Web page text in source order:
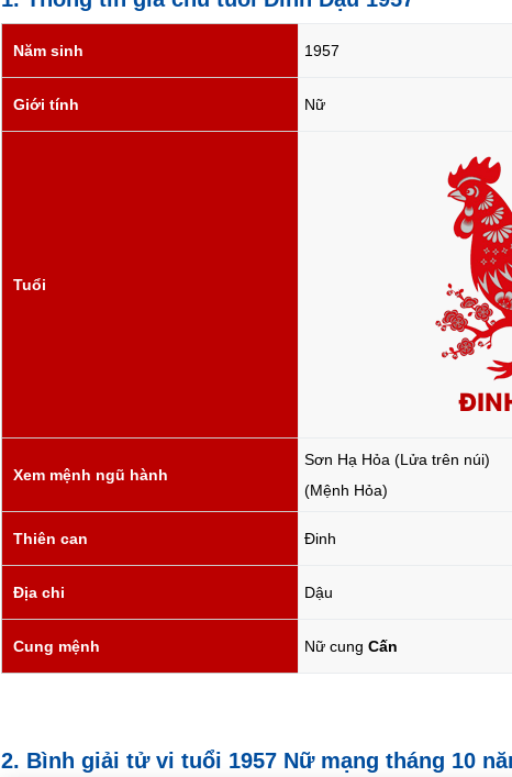
Năm sinh 1957
Giới tính Nữ
Tuổi
Xem mệnh ngũ hành
Sơn Hạ Hỏa (Lửa trên núi)
(Mệnh Hỏa)
Thiên can Đinh
Địa chi Dậu
Cung mệnh Nữ cung Cấn
2. Bình giải tử vi tuổi 1957 Nữ mạng tháng 10